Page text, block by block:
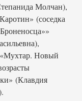
Молчан),
(соседка
Новый
(Клавдия